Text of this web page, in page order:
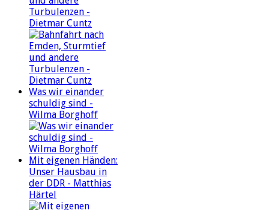
Turbulenzen -
Dietmar Cuntz
Was wir einander
schuldig sind -
Wilma Borghoff
Mit eigenen Händen:
Unser Hausbau in
der DDR - Matthias
Härtel